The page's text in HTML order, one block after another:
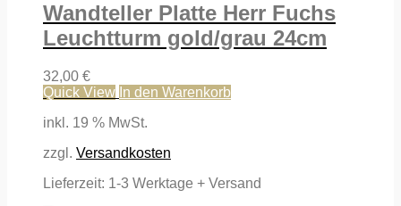
Wandteller Platte Herr Fuchs
Leuchtturm gold/grau 24cm
32,00 €
Quick View In den Warenkorb
inkl. 19 % MwSt.
zzgl. Versandkosten
Lieferzeit: 1-3 Werktage + Versand